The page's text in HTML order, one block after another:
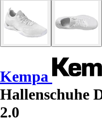
Kempa
Hallenschuhe
2.0